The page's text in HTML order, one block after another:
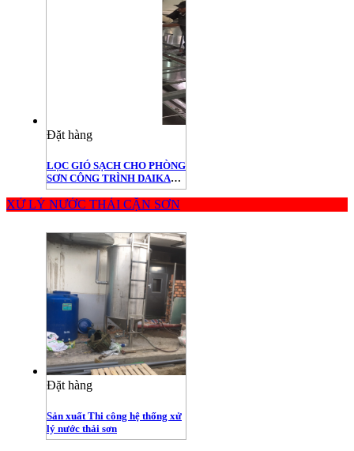
Đặt hàng
LỌC GIÓ SẠCH CHO PHÒNG
SƠN CÔNG TRÌNH DAIKAN
VIETNAM
XỬ LÝ NƯỚC THẢI CẶN SƠN
Đặt hàng
Sản xuất Thi công hệ thống xử
lý nước thải sơn